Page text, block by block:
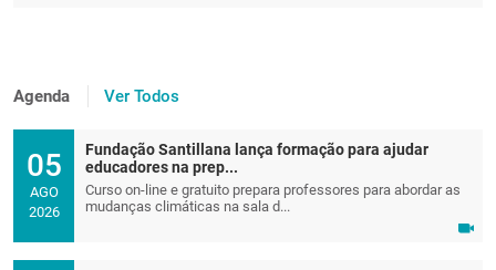
Agenda Ver Todos
05
AGO
2026
Fundação Santillana lança formação para ajudar
educadores na prep...
Curso on-line e gratuito prepara professores para abordar as
mudanças climáticas na sala d...